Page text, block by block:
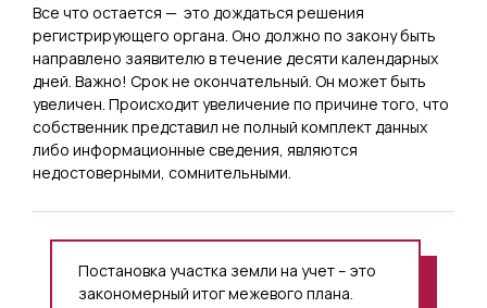
Все что остается — это дождаться решения
регистрирующего органа. Оно должно по закону быть
направлено заявителю в течение десяти календарных
дней. Важно! Срок не окончательный. Он может быть
увеличен. Происходит увеличение по причине того, что
собственник представил не полный комплект данных
либо информационные сведения, являются
недостоверными, сомнительными.
Постановка участка земли на учет – это
закономерный итог межевого плана.